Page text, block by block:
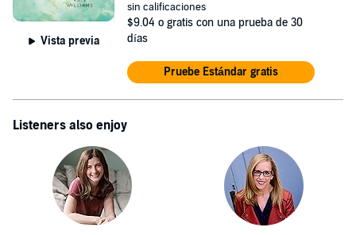
Vista previa
sin calificaciones
$9.04 o gratis con una prueba de 30
días
Pruebe Estándar gratis
Listeners also enjoy